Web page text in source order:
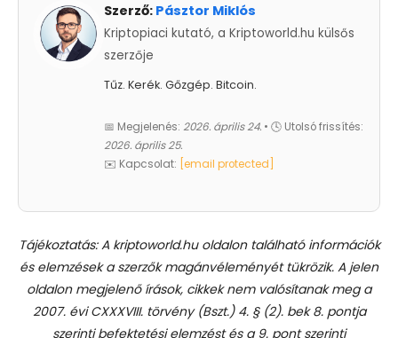
Szerző: Pásztor Miklós
Kriptopiaci kutató, a Kriptoworld.hu külsős
szerzője
Tűz. Kerék. Gőzgép. Bitcoin.
📅 Megjelenés: 2026. április 24. • 🕓 Utolsó frissítés:
2026. április 25.
✉️ Kapcsolat:
[email protected]
Tájékoztatás: A kriptoworld.hu oldalon található információk
és elemzések a szerzők magánvéleményét tükrözik. A jelen
oldalon megjelenő írások, cikkek nem valósítanak meg a
2007. évi CXXXVIII. törvény (Bszt.) 4. § (2). bek 8. pontja
szerinti befektetési elemzést és a 9. pont szerinti